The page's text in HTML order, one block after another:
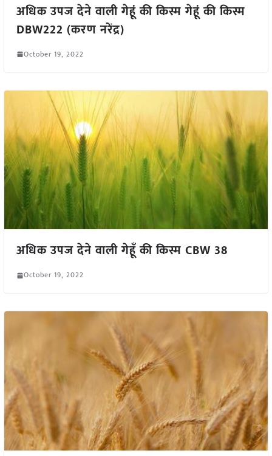
अधिक उपज देने वाली गेहूं की किस्म गेहूं की किस्म
DBW222 (करण नरेंद्र)
October 19, 2022
अधिक उपज देने वाली गेहूँ की किस्म CBW 38
October 19, 2022